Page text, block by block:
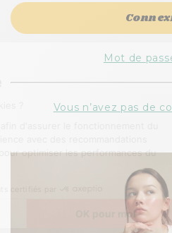
Mot de
Vous n’avez pas de